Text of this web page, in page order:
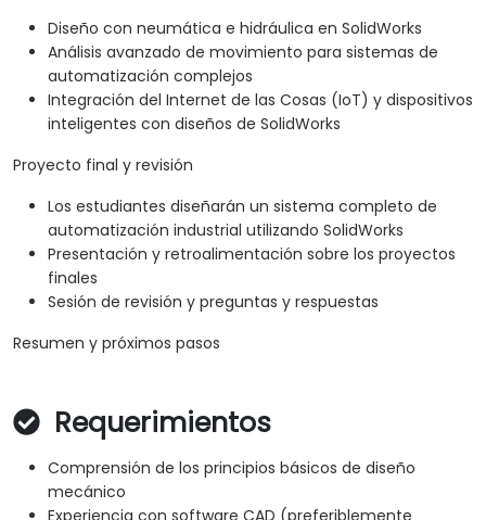
Diseño con neumática e hidráulica en SolidWorks
Análisis avanzado de movimiento para sistemas de
automatización complejos
Integración del Internet de las Cosas (IoT) y dispositivos
inteligentes con diseños de SolidWorks
Proyecto final y revisión
Los estudiantes diseñarán un sistema completo de
automatización industrial utilizando SolidWorks
Presentación y retroalimentación sobre los proyectos
finales
Sesión de revisión y preguntas y respuestas
Resumen y próximos pasos
Requerimientos
Comprensión de los principios básicos de diseño
mecánico